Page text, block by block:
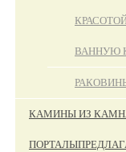
ВАННУЮ
КАМИНЫ ИЗ
ПОРТАЛЫ